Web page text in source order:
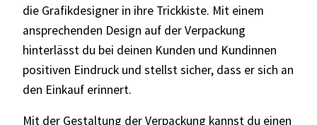
die Grafikdesigner in ihre Trickkiste. Mit einem
ansprechenden Design auf der Verpackung
hinterlässt du bei deinen Kunden und Kundinnen
positiven Eindruck und stellst sicher, dass er sich an
den Einkauf erinnert.
Mit der Gestaltung der Verpackung kannst du einen